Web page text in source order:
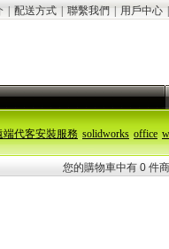
配送方式 聯繫我們 用戶中心
端代客安裝服務 solidworks office
您的購物車中有 0 件